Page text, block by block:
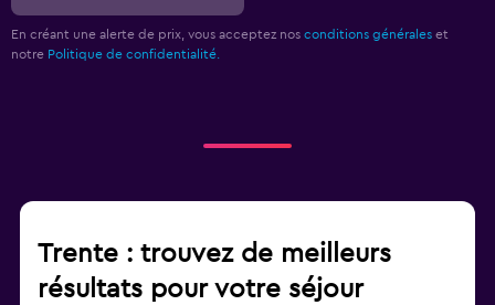
En créant une alerte de prix, vous acceptez nos conditions générales et
notre Politique de confidentialité.
Trente : trouvez de meilleurs
résultats pour votre séjour